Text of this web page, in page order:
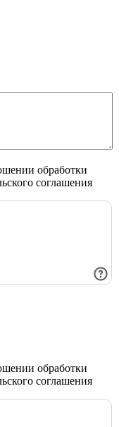
обработки
соглашения
обработки
соглашения